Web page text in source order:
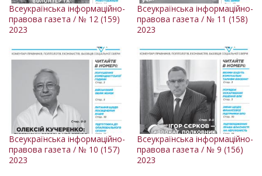
Всеукраїнська інформаційно-
правова газета / № 12 (159)
2023
Всеукраїнська інформаційно-
правова газета / № 11 (158)
2023
Всеукраїнська інформаційно-
правова газета / № 10 (157)
2023
Всеукраїнська інформаційно-
правова газета / № 9 (156)
2023